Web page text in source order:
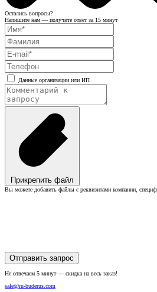
Остались вопросы?
Напишите нам — получите ответ за 15 минут
Данные организации или ИП
Прикрепить файл
Вы можете добавить файлы с реквизитами компании,
Отправить запрос
Не отвечаем 5 минут — скидка на весь заказ!
sale@ru-buderus.com